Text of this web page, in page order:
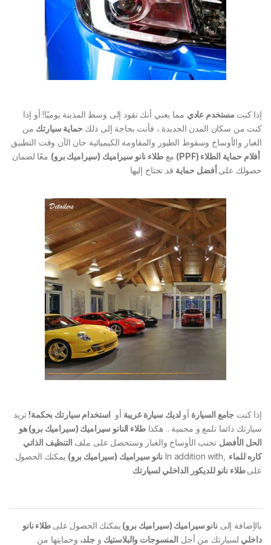
إذا كنت مستخدم عادي مما يعني أنك تقود إلى وسط المدينة يوميًا! أو إذا
كنت من سكان المدن الجديدة ، فأنت بحاجة إلى ذلك حماية سيارتك من
الغبار والأوساخ وسقوط الطيور والمقاومة الكيميائية حان الآن وقت التطبيق
أفلام حماية الطلاء (PPF)
معطلاء نانو سيراميك (سيراميك برو) معًا لضمان
حصولك على أفضل حماية قد تحتاج إليها
إذا كنت جامع السيارة أو لديك سيارة غريبة أو استخدام سيارتك بحكمة! تريد
سيارتك دائما تلمع و محمية .. هكذاطلاء النانو سيراميك (سيراميك برو) هو
الحل الأفضل تجنب الأوساخ والغبار وستحصل على ملف التنظيف الذاتي
كاره للماء
نانو سيراميك (سيراميك برو) يمكنك الحصول
علىطلاء نانو للديكور الداخلي لسيارتك
بالإضافة إلىنانو سيراميك (سيراميك برو) يمكنك الحصول على طلاء نانو
داخلي لسيارتك من أجل المنسوجات والبلاستيك و جلد، وحمايتها من